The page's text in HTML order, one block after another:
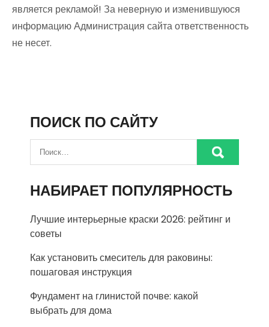
является рекламой! За неверную и изменившуюся
информацию Администрация сайта ответственность
не несет.
ПОИСК ПО САЙТУ
НАБИРАЕТ ПОПУЛЯРНОСТЬ
Лучшие интерьерные краски 2026: рейтинг и
советы
Как установить смеситель для раковины:
пошаговая инструкция
Фундамент на глинистой почве: какой
выбрать для дома